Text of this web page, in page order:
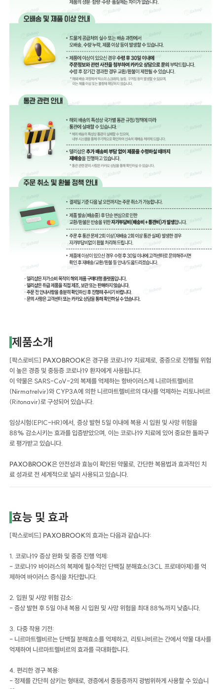
제품소개
[팍스로비드] PAXOBROOK은 경구용 코로나19 치료제로, 중증으로 진행될 위험
이 높은 경증 및 중등증 코로나19 환자에게 사용됩니다.
이 약물은 SARS-CoV-2의 복제를 억제하는 항바이러스제 니르마트렐비르
(Nirmatrelvir)와 CYP3A에 의한 니르마트렐비르의 대사를 억제하는 리토나비르
(Ritonavir)로 구성되어 있습니다.
임상시험(EPIC-HR)에서, 증상 발현 5일 이내에 복용 시 입원 및 사망 위험을
88% 감소시키는 효과를 입증받았으며, 이는 코로나19 치료에 있어 중요한 돌파구
로 평가받고 있습니다.
PAXOBROOK은 안전성과 효능이 확인된 약물로, 간단한 복용법과 효과적인 치
료 성과로 전 세계적으로 널리 사용되고 있습니다.
효능 및 효과
[팍스로비드] PAXOBROOK의 효과는 다음과 같습니다:
1. 코로나19 증상 완화 및 중증 진행 억제:
- 코로나19 바이러스의 복제에 필수적인 단백질 분해효소(3CL 프로테아제)를 억
제하여 바이러스 증식을 차단합니다.
2. 입원 및 사망 위험 감소:
- 증상 발현 후 5일 이내 복용 시 입원 및 사망 위험을 최대 88%까지 낮춥니다.
3. 다중 작용 기전:
- 니르마트렐비르는 단백질 분해효소를 억제하고, 리토나비르는 간에서 약물 대사를
억제하여 니르마트렐비르의 효과를 극대화합니다.
4. 편리한 경구 복용:
- 정제를 간단히 삼키는 형태로, 경증에서 중등증까지 광범위하게 사용할 수 있습니